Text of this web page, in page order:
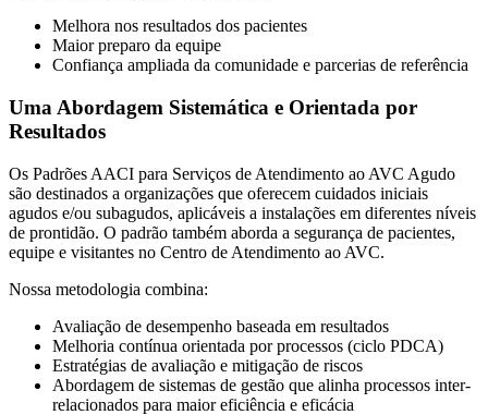
Melhora nos resultados dos pacientes
Maior preparo da equipe
Confiança ampliada da comunidade e parcerias de referência
Uma Abordagem Sistemática e Orientada por
Resultados
Os Padrões AACI para Serviços de Atendimento ao AVC Agudo
são destinados a organizações que oferecem cuidados iniciais
agudos e/ou subagudos, aplicáveis a instalações em diferentes níveis
de prontidão. O padrão também aborda a segurança de pacientes,
equipe e visitantes no Centro de Atendimento ao AVC.
Nossa metodologia combina:
Avaliação de desempenho baseada em resultados
Melhoria contínua orientada por processos (ciclo PDCA)
Estratégias de avaliação e mitigação de riscos
Abordagem de sistemas de gestão que alinha processos inter-
relacionados para maior eficiência e eficácia